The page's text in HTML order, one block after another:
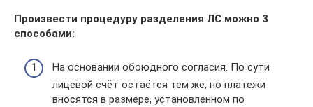
Произвести процедуру разделения ЛС можно 3
способами:
На основании обоюдного согласия. По сути
лицевой счёт остаётся тем же, но платежи
вносятся в размере, установленном по